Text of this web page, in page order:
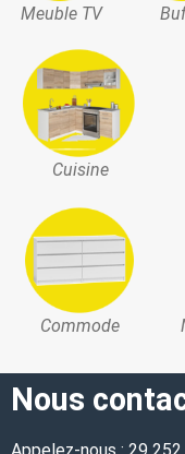
Meuble TV
Cuisine
Commode
Nous